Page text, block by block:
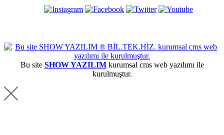
Bu site SHOW YAZILIMkurumsal cms web yazılımı ile
kurulmuştur.